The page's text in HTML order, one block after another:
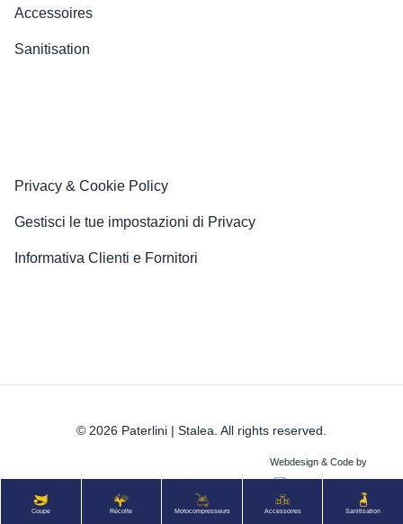
Coupe Récolte Motocompresseurs Accessoires Sanitisation
Accessoires
Sanitisation
Privacy & Cookie Policy
Gestisci le tue impostazioni di Privacy
Informativa Clienti e Fornitori
© 2026 Paterlini | Stalea. All rights reserved.
Webdesign & Code by